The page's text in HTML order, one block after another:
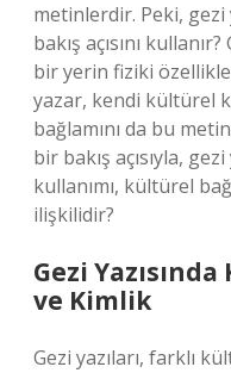
metinlerdir. Peki, gezi
bakış açısını
bir yerin fiziki
yazar, kendi kültürel
bağlamını da bu
bir bakış açısıyla,
kullanımı, kültürel
ilişkilidir?
Gezi
ve Kimlik
Gezi yazıları, farklı